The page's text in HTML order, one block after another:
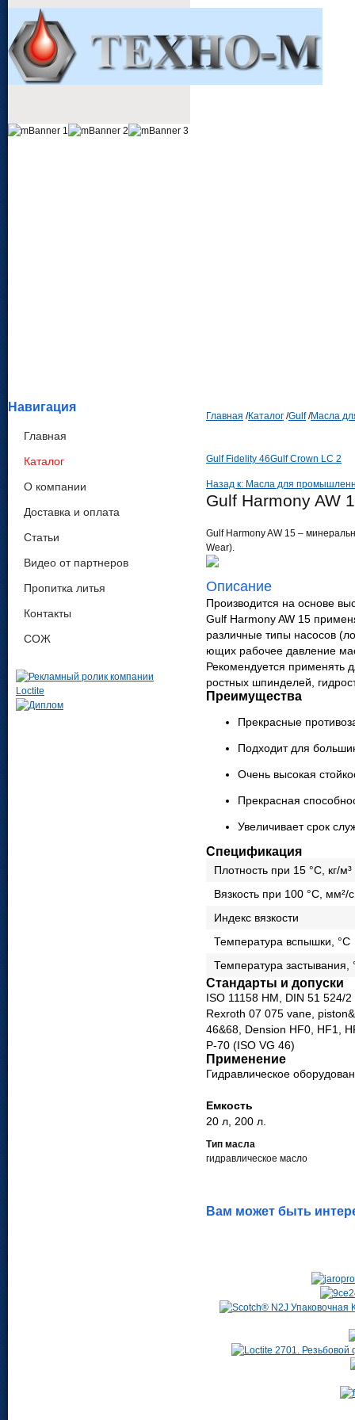
Навигация
Главная
Каталог
О компании
Доставка и оплата
Статьи
Видео от партнеров
Пропитка литья
Контакты
СОЖ
Главная /Каталог /Gulf /Масла
Gulf Fidelity 46Gulf Crown LC 2
Назад к: Масла для
Gulf Harmony AW
Gulf Harmony AW 15 –
Wear).
Описание
Про­из­во­дится на основе
Gulf Harmony AW 15
раз­личные типы насосов
ющих рабочее дав­ление
Реко­мен­ду­ется при­ме­нять
ростных шпин­делей,
Преимущества
Пре­красные
Под­ходит для
Очень высокая
Пре­красная
Уве­ли­чи­вает срок
Спецификация
Плот­ность при 15 °C, кг/м³
Вяз­кость при 100 °C, мм²/с
Индекс вяз­кости
Тем­пе­ра­тура вспышки, °C
Тем­пе­ра­тура засты­вания,
Стандарты и допуски
ISO 11158 HM, DIN 51 524/
Rexroth 07 075 vane,
46&68, Dension HF0, HF1,
Р-70 (ISO VG 46)
Применение
Гид­рав­ли­че­ское
Емкость
20 л, 200 л.
Тип масла
гидравлическое масло
Вам может быть